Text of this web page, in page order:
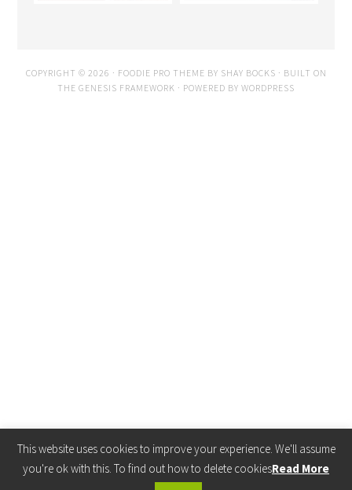
COPYRIGHT © 2026 · FOODIE PRO THEME BY SHAY BOCKS · BUILT ON
THE GENESIS FRAMEWORK · POWERED BY WORDPRESS
This website uses cookies to improve your experience. We'll assume
you're ok with this. To find out how to delete cookiesRead More